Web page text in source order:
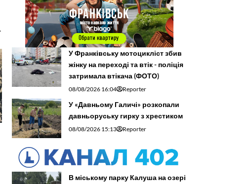
У Франківську мотоцикліст збив
жінку на переході та втік - поліція
затримала втікача (ФОТО)
08/08/2026 16:04 Reporter
У «Давньому Галичі» розкопали
давньоруську гирку з хрестиком
08/08/2026 15:13 Reporter
В міському парку Калуша на озері